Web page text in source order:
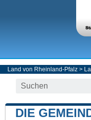
Land von Rheinland-Pfalz>
DIE